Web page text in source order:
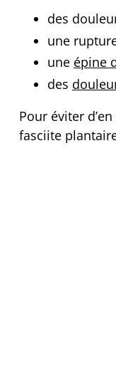
des
une
une épine
des
Pour éviter
fasciite